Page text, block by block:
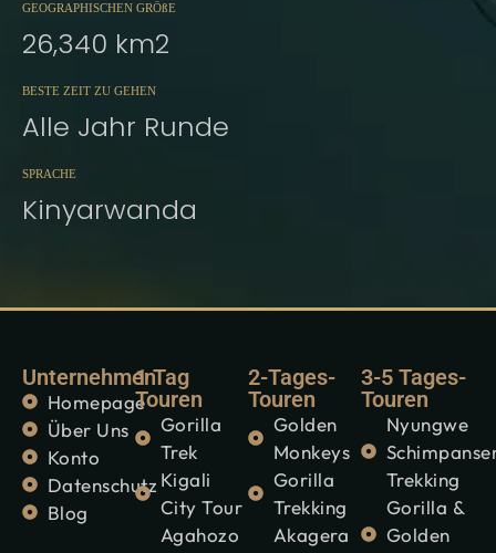
GEOGRAPHISCHEN GRÖßE
26,340 km2
BESTE ZEIT ZU GEHEN
Alle Jahr Runde
SPRACHE
Kinyarwanda
Unternehmen
Homepage
Über Uns
Konto
Datenschutz
Blog
1 Tag
Touren
Gorilla
Trek
Kigali
City Tour
Agahozo
2-Tages-
Touren
Golden
Monkeys
Gorilla
Trekking
Akagera
3-5 Tages-
Touren
Nyungwe
Trekking
Gorilla &
Golden